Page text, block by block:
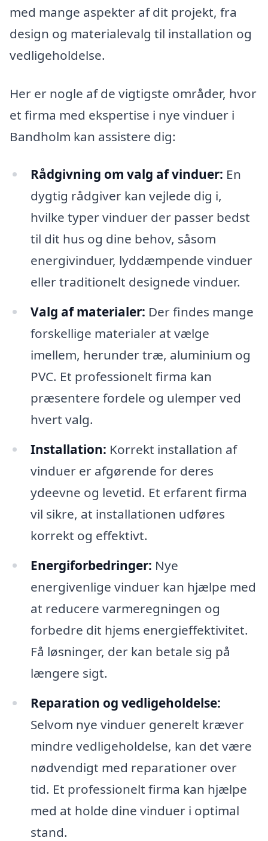
med mange aspekter af dit projekt, fra
design og materialevalg til installation og
vedligeholdelse.
Her er nogle af de vigtigste områder, hvor
et firma med ekspertise i nye vinduer i
Bandholm kan assistere dig:
Rådgivning om valg af vinduer: En
dygtig rådgiver kan vejlede dig i,
hvilke typer vinduer der passer bedst
til dit hus og dine behov, såsom
energivinduer, lyddæmpende vinduer
eller traditionelt designede vinduer.
Valg af materialer: Der findes mange
forskellige materialer at vælge
imellem, herunder træ, aluminium og
PVC. Et professionelt firma kan
præsentere fordele og ulemper ved
hvert valg.
Installation: Korrekt installation af
vinduer er afgørende for deres
ydeevne og levetid. Et erfarent firma
vil sikre, at installationen udføres
korrekt og effektivt.
Energiforbedringer: Nye
energivenlige vinduer kan hjælpe med
at reducere varmeregningen og
forbedre dit hjems energieffektivitet.
Få løsninger, der kan betale sig på
længere sigt.
Reparation og vedligeholdelse:
Selvom nye vinduer generelt kræver
mindre vedligeholdelse, kan det være
nødvendigt med reparationer over
tid. Et professionelt firma kan hjælpe
med at holde dine vinduer i optimal
stand.